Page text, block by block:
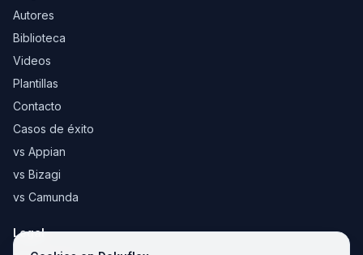
Autores
Biblioteca
Videos
Plantillas
Contacto
Casos de éxito
vs Appian
vs Bizagi
vs Camunda
Legal